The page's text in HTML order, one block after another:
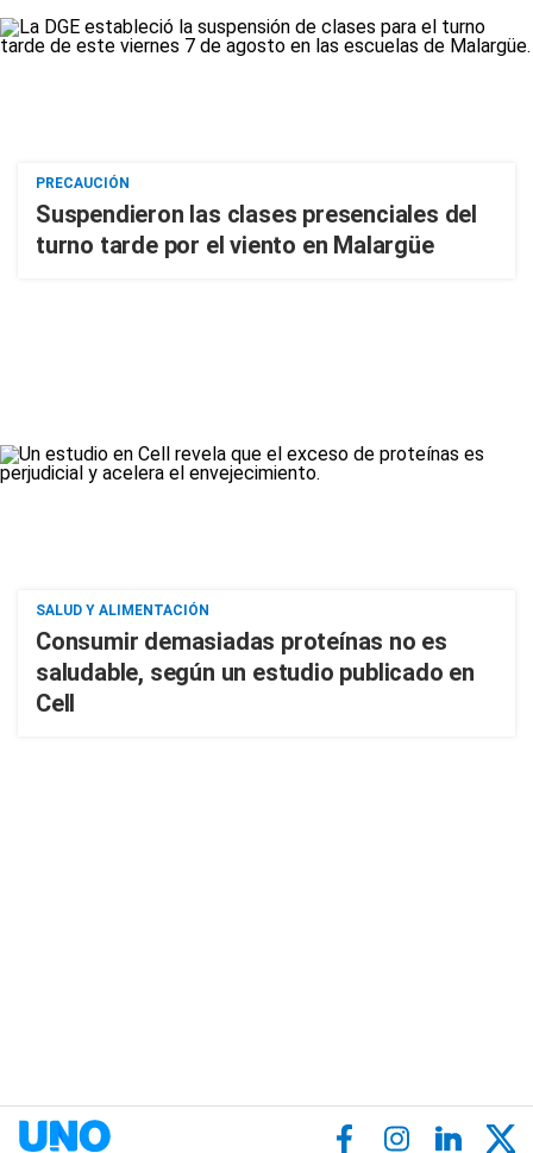
PRECAUCIÓN
Suspendieron las clases presenciales del
turno tarde por el viento en Malargüe
SALUD Y ALIMENTACIÓN
Consumir demasiadas proteínas no es
saludable, según un estudio publicado en
Cell